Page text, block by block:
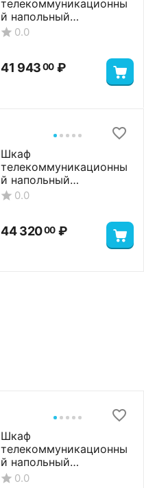
телекоммуникационны
й напольный
ШТНП-22U-600-600-
0.0
41 94300 ₽
Шкаф
телекоммуникационны
й напольный
ШТНП-22U-600-800-
0.0
44 32000 ₽
Шкаф
телекоммуникационны
й напольный
ШТНП-22U-600-800-
0.0